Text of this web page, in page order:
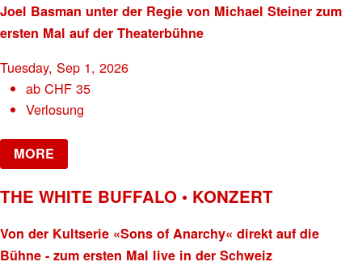
Joel Basman unter der Regie von Michael Steiner zum
ersten Mal auf der Theaterbühne
Tuesday, Sep 1, 2026
abCHF 35
Verlosung
MORE
THE WHITE BUFFALO • KONZERT
Von der Kultserie «Sons of Anarchy« direkt auf die
Bühne - zum ersten Mal live in der Schweiz